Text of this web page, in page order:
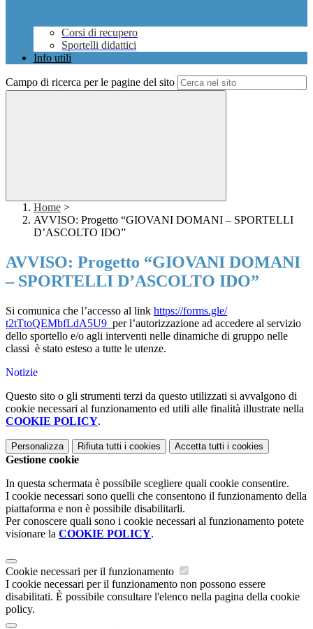
Corsi di recupero
Sportelli didattici
Info utili
Campo di ricerca per le pagine del sito
Home >
AVVISO: Progetto “GIOVANI DOMANI – SPORTELLI
D’ASCOLTO IDO”
AVVISO: Progetto “GIOVANI DOMANI
– SPORTELLI D’ASCOLTO IDO”
Si comunica che l’accesso al link https://forms.gle/
t2tTtoQEMbfLdA5U9 per l’autorizzazione ad accedere al servizio
dello sportello e/o agli interventi nelle dinamiche di gruppo nelle
classi è stato esteso a tutte le utenze.
Notizie
Questo sito o gli strumenti terzi da questo utilizzati si avvalgono di
cookie necessari al funzionamento ed utili alle finalità illustrate nella
COOKIE POLICY.
Personalizza Rifiuta tutti i cookies Accetta tutti i cookies
Gestione cookie
In questa schermata è possibile scegliere quali cookie consentire.
I cookie necessari sono quelli che consentono il funzionamento della
piattaforma e non è possibile disabilitarli.
Per conoscere quali sono i cookie necessari al funzionamento potete
visionare la COOKIE POLICY.
Cookie necessari per il funzionamento
I cookie necessari per il funzionamento non possono essere
disabilitati. È possibile consultare l'elenco nella pagina della cookie
policy.